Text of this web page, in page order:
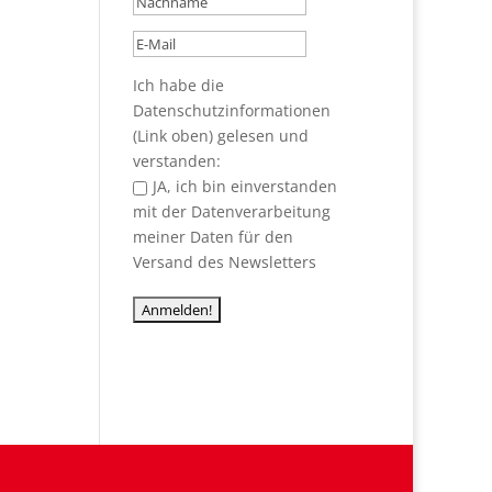
Ich habe die
Datenschutzinformationen
(Link oben) gelesen und
verstanden:
JA, ich bin einverstanden
mit der Datenverarbeitung
meiner Daten für den
Versand des Newsletters